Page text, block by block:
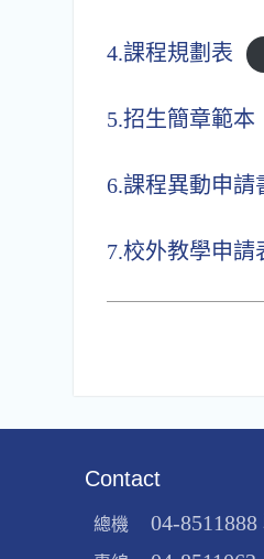
4.課程規劃表
5.招生簡章範本
6.課程異動申請
7.校外教學申請
Contact
總機 04-